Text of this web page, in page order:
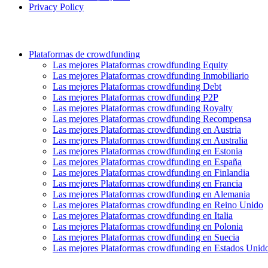
Privacy Policy
Plataformas de crowdfunding
Las mejores Plataformas crowdfunding Equity
Las mejores Plataformas crowdfunding Inmobiliario
Las mejores Plataformas crowdfunding Debt
Las mejores Plataformas crowdfunding P2P
Las mejores Plataformas crowdfunding Royalty
Las mejores Plataformas crowdfunding Recompensa
Las mejores Plataformas crowdfunding en Austria
Las mejores Plataformas crowdfunding en Australia
Las mejores Plataformas crowdfunding en Estonia
Las mejores Plataformas crowdfunding en España
Las mejores Plataformas crowdfunding en Finlandia
Las mejores Plataformas crowdfunding en Francia
Las mejores Plataformas crowdfunding en Alemania
Las mejores Plataformas crowdfunding en Reino Unido
Las mejores Plataformas crowdfunding en Italia
Las mejores Plataformas crowdfunding en Polonia
Las mejores Plataformas crowdfunding en Suecia
Las mejores Plataformas crowdfunding en Estados